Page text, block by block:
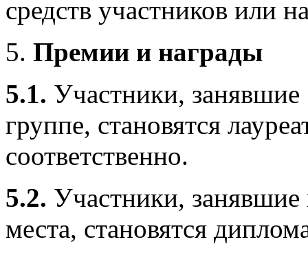
средств участников или
Премии и награды
5.1. Участники, занявшие
группе, становятся
соответственно.
5.2. Участники,
места, становятся